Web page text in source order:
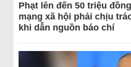
Phạt lên đến 50 triệu
mạng xã hội phải chịu
khi dẫn nguồn báo chí